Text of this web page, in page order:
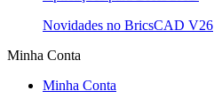
Novidades no BricsCAD V26
Minha Conta
Minha Conta